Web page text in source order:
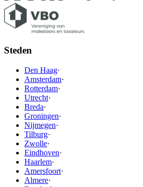
Steden
Den Haag·
Amsterdam·
Rotterdam·
Utrecht·
Breda·
Groningen·
Nijmegen·
Tilburg·
Zwolle·
Eindhoven·
Haarlem·
Amersfoort·
Almere·